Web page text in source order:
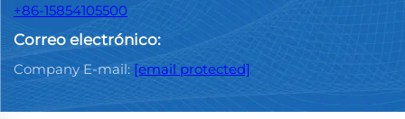
+86-15854105500
Correo electrónico:
Company E-mail: [email protected]